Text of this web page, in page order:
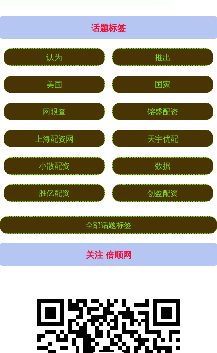
话题标签
认为 推出
美国 国家
网眼查 镕盛配资
上海配资网 天宇优配
小散配资 数据
胜亿配资 创盈配资
全部话题标签
关注 倍顺网